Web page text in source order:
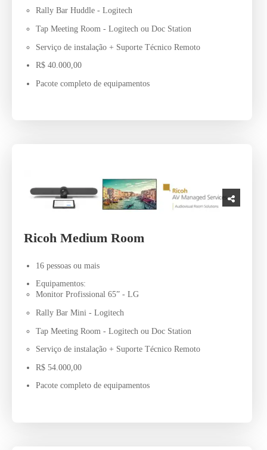
Rally Bar Huddle - Logitech
Tap Meeting Room - Logitech ou Doc Station
Serviço de instalação + Suporte Técnico Remoto
R$ 40.000,00
Pacote completo de equipamentos
Ricoh Medium Room
16 pessoas ou mais
Equipamentos:
Monitor Profissional 65” - LG
Rally Bar Mini - Logitech
Tap Meeting Room - Logitech ou Doc Station
Serviço de instalação + Suporte Técnico Remoto
R$ 54.000,00
Pacote completo de equipamentos